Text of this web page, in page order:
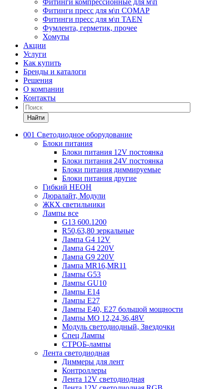
Фитинги компрессионные для м\п
Фитинги пресс для м\п COMAP
Фитинги пресс для м\п TAEN
Фумлента, герметик, прочее
Хомуты
Акции
Услуги
Как купить
Бренды и каталоги
Решения
О компании
Контакты
Найти
001 Светодиодное оборудование
Блоки питания
Блоки питания 12V постоянка
Блоки питания 24V постоянка
Блоки питания диммируемые
Блоки питания другие
Гибкий НЕОН
Дюралайт, Модули
ЖКХ светильники
Лампы все
G13 600.1200
R50,63,80 зеркальные
Лампа G4 12V
Лампа G4 220V
Лампа G9 220V
Лампа MR16,MR11
Лампы G53
Лампы GU10
Лампы Е14
Лампы Е27
Лампы Е40, Е27 большой мощности
Лампы МО 12,24,36,48V
Модуль светодиодный, Звездочки
Спец Лампы
СТРОБ-лампы
Лента светодиодная
Диммеры для лент
Контроллеры
Лента 12V светодиодная